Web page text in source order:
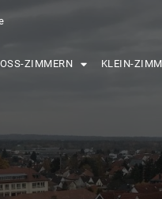
ZIMMERN KLEIN-